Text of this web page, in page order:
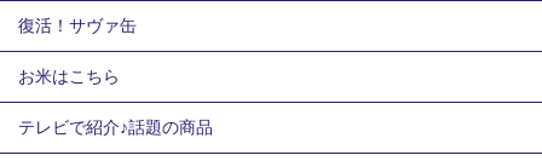
復活！サヴァ缶
お米はこちら
テレビで紹介♪話題の商品